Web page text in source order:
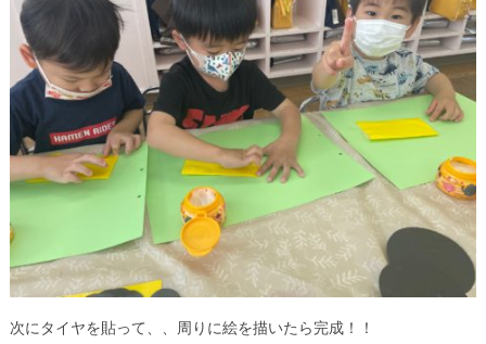
次にタイヤを貼って、、周りに絵を描いたら完成！！